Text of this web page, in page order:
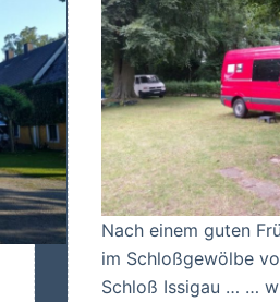
Nach einem guten
im Schloßgewölbe
Schloß Issigau … …